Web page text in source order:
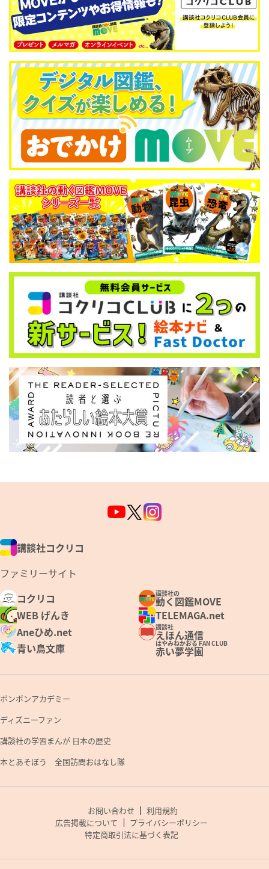
講談社コクリコ
ファミリーサイト
コクリコ
講談社の
動く図鑑MOVE
WEB げんき
TELEMAGA.net
Aneひめ.net
講談社
えほん通信
青い鳥文庫
はやみねかおる FAN CLUB
赤い夢学園
ボンボンアカデミー
ディズニーファン
講談社の学習まんが 日本の歴史
本とあそぼう 全国訪問おはなし隊
お問い合わせ
利用規約
広告掲載について
プライバシーポリシー
特定商取引法に基づく表記